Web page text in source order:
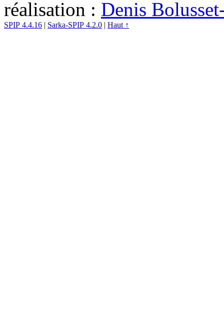
réalisation : Denis
SPIP 4.4.16 | Sarka-SPIP 4.2.0 | Haut ↑